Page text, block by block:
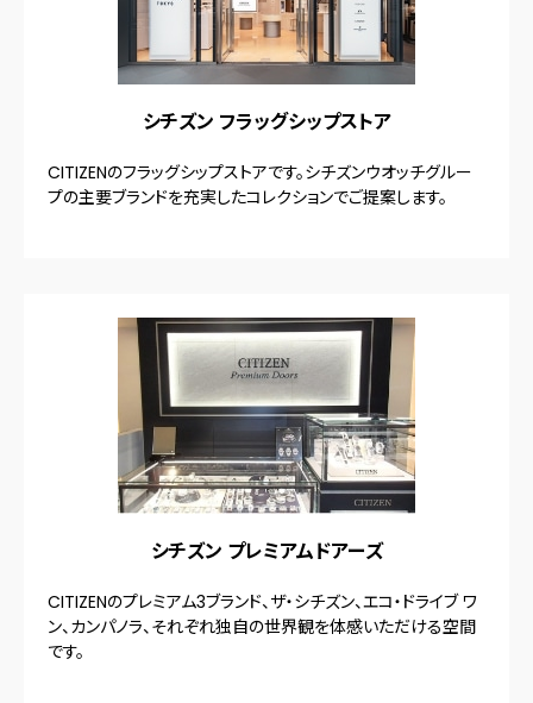
シチズン フラッグシップストア
CITIZENのフラッグシップストアです。シチズンウオッチグルー
プの主要ブランドを充実したコレクションでご提案します。
シチズン プレミアムドアーズ
CITIZENのプレミアム3ブランド、ザ・シチズン、エコ・ドライブ ワ
ン、カンパノラ、それぞれ独自の世界観を体感いただける空間
です。